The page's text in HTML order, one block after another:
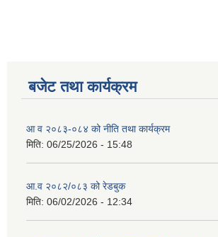
बजेट तथा कार्यक्रम
आ व २०८३-०८४ को नीति तथा कार्यक्रम
मिति: 06/25/2026 - 15:48
आ.व २०८२/०८३ को रेडबुक
मिति: 06/02/2026 - 12:34